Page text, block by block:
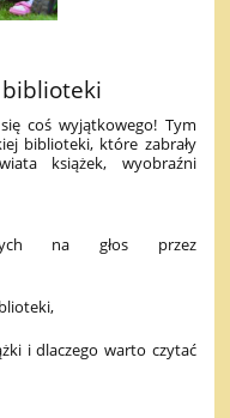
biblioteki
coś wyjątkowego! Tym
biblioteki, które zabrały
książek, wyobraźni
na głos przez
i dlaczego warto czytać